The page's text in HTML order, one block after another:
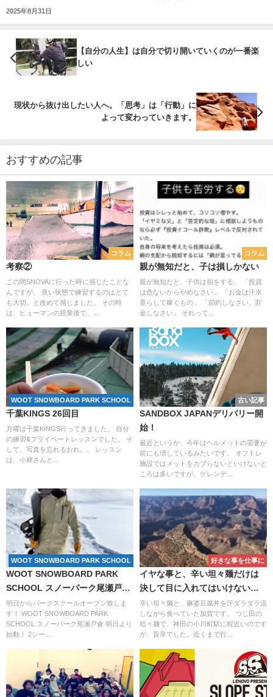
2025年8月31日
【自分の人生】は自分で切り開いていくのが一番楽
しい
現状から抜け出したい人へ。「思考」は「行動」に
よって変わっていきます。
おすすめの記事
コラム
考察②
この間SNOVAに行った時に感じたことな
んですが、 良い状態で練習するのはとて
も大切。と改めて感じました。 その時
は、ヒューマンの授業後で、...
コラム
親が無知だと、子は損しかない
親が無知だと、子供は損をする。 「投資
は危ないからやめなさい」 「お金は汗水
垂らして稼ぐもの」 「節約しなさい。貯
金しなさい」 それって...
WOOT SNOWBOARD PARK SCHOOL
千葉KINGS 26回目
月曜は千葉KINGS行ってきました。 自分
の練習&プライベートレッスンでした。 そ
して、写真を忘れるおれ。。 レッスン
は、小林さんと...
古い記事
SANDBOX JAPANデリバリー開
始！
最近というか、今年はヘルメットの需要が
前にも増しているみたいです。 オフトレ
施設ではメットをカブらないといけないと
ころは多いですが、ゲレンデ...
WOOT SNOWBOARD PARK SCHOOL
WOOT SNOWBOARD PARK
SCHOOL スノーパーク尾瀬戸倉
明日より始動！パーク、グラト
リレッスン！
明日からパークスクールオープン致しま
す！ WOOT SNOWBOARD PARK
SCHOOL スノーパーク尾瀬戸倉 明日より
始動！ 2シー...
好きな事を仕事に
イヤな事と、辛い坦々麺だけは
決して目に入れてはいけない法
則
辛い坦々麺と、麻婆豆腐丼を汗ダラダラ流
しながら食べていた加賀です。 つじ田の
坦々麺で、神田の小川町駅に程近いのです
が、旨辛でした。近くまで行...